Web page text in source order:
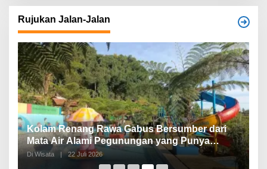
Rujukan Jalan-Jalan
Kolam Renang Rawa Gabus Bersumber dari
Mata Air Alami Pegunungan yang Punya
Pemandangan Langsung di Alam dan
Di Wisata | 22 Juli 2026